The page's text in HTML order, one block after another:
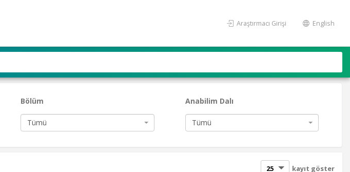
Araştırmacı Girişi English
Bölüm
Tümü
Anabilim Dalı
Tümü
kayıt göster